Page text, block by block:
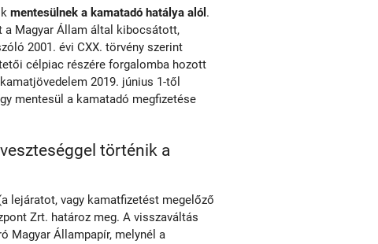
mentesülnek a kamatadó hatálya alól .
a Magyar Állam által kibocsátott,
2001. évi CXX. törvény szerint
célpiac részére forgalomba hozott
2019. június 1-től
mentesül a kamatadó megfizetése
történik a
lejáratot, vagy kamatfizetést megelőző
Zrt. határoz meg. A visszaváltás
Magyar Állampapír, melynél a